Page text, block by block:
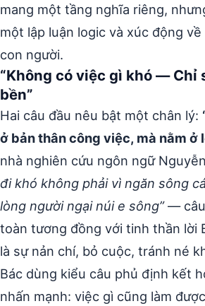
mang một tầng nghĩa riêng,
một lập luận logic và xúc động
con người.
“Không có việc gì khó — Chỉ
bền”
Hai câu đầu nêu bật một chân lý:
ở bản thân công việc, mà nằm ở
nhà nghiên cứu ngôn ngữ
đi khó không phải vì ngăn sông
lòng người ngại núi e sông”— câu
toàn tương đồng với tinh thần lời
là sự nản chí, bỏ cuộc, tránh né
Bác dùng kiểu câu phủ định kết
nhấn mạnh: việc gì cũng làm